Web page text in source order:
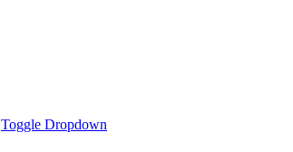
Toggle Dropdown